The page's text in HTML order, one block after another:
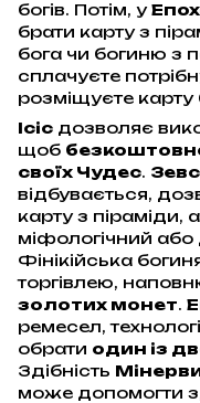
богів. Потім, у
брати карту з
бога чи богиню з
сплачуєте
розміщуєте карту
Ісіс дозволяє
щоб
своїх Чудес. Зевс
відбувається,
карту з піраміди,
міфологічний
Фінікійська
торгівлею,
золотих монет.
ремесел,
обрати один із
Здібність
може допомогти